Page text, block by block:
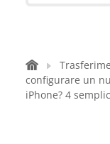
configurare un
iPhone? 4